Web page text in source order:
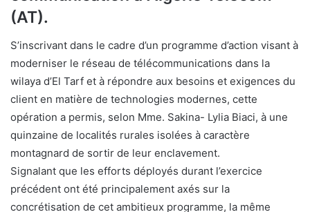
(AT).
S’inscrivant dans le cadre d’un programme d’action visant à
moderniser le réseau de télécommunications dans la
wilaya d’El Tarf et à répondre aux besoins et exigences du
client en matière de technologies modernes, cette
opération a permis, selon Mme. Sakina- Lylia Biaci, à une
quinzaine de localités rurales isolées à caractère
montagnard de sortir de leur enclavement.
Signalant que les efforts déployés durant l’exercice
précédent ont été principalement axés sur la
concrétisation de cet ambitieux programme, la même